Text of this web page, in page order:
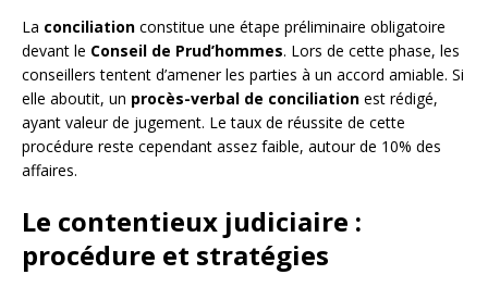
La conciliation constitue une étape préliminaire obligatoire
devant le Conseil de Prud’hommes. Lors de cette phase, les
conseillers tentent d’amener les parties à un accord amiable. Si
elle aboutit, un procès-verbal de conciliation est rédigé,
ayant valeur de jugement. Le taux de réussite de cette
procédure reste cependant assez faible, autour de 10% des
affaires.
Le contentieux judiciaire :
procédure et stratégies